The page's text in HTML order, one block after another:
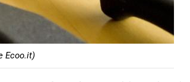
Ecoo.it)